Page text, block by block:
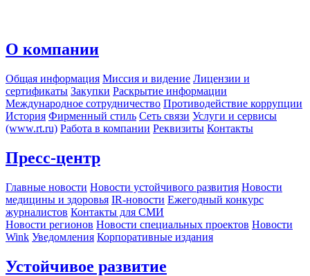
О компании
Общая информация Миссия и видение Лицензии и
сертификаты Закупки Раскрытие информации
Международное сотрудничество Противодействие коррупции
История Фирменный стиль Сеть связи Услуги и сервисы
(www.rt.ru) Работа в компании Реквизиты Контакты
Пресс-центр
Главные новости Новости устойчивого развития Новости
медицины и здоровья IR-новости Ежегодный конкурс
журналистов Контакты для СМИ
Новости регионов Новости специальных проектов Новости
Wink Уведомления Корпоративные издания
Устойчивое развитие